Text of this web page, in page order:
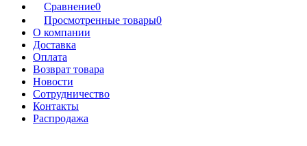
Сравнение0
Просмотренные товары0
О компании
Доставка
Оплата
Возврат товара
Новости
Сотрудничество
Контакты
Распродажа